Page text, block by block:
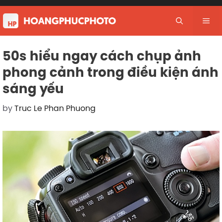
Skip
to
content
50s hiểu ngay cách chụp ảnh
phong cảnh trong điều kiện ánh
sáng yếu
byTruc Le Phan Phuong